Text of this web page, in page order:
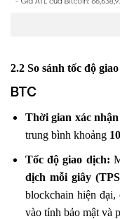
2.2 So sánh tốc độ
BTC
Thời gian xác
trung bình khoảng
Tốc độ giao dịch:
dịch mỗi giây
blockchain hiện đại,
vào tính bảo mật và